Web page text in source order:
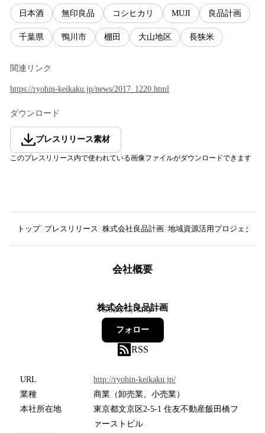
日本酒 無印良品 コシヒカリ MUJI 良品計画
千葉県 鴨川市 棚田 大山地区 長狭米
関連リンク
https://ryohin-keikaku.jp/news/2017_1220.html
ダウンロード
プレスリリース素材
このプレスリリース内で使われている画像ファイルがダウンロードできます
トップ プレスリリース 株式会社良品計画 地域資源活用プロジェクト
会社概要
株式会社良品計画
585フォロワー
フォロー
RSS
URL
http://ryohin-keikaku.jp/
業種
商業（卸売業、小売業）
本社所在地
東京都文京区2-5-1 住友不動産飯田橋フ
ァーストビル